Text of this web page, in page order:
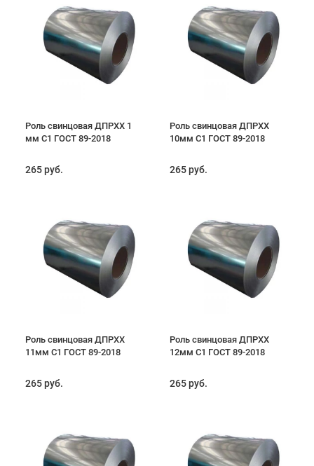
Роль свинцовая ДПРХХ 1
мм С1 ГОСТ 89-2018
265 руб.
Роль свинцовая ДПРХХ
10мм С1 ГОСТ 89-2018
265 руб.
Роль свинцовая ДПРХХ
11мм С1 ГОСТ 89-2018
265 руб.
Роль свинцовая ДПРХХ
12мм С1 ГОСТ 89-2018
265 руб.